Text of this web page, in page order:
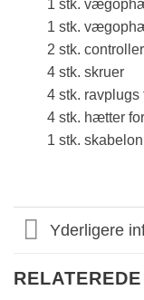
1 stk.
1 stk.
2 stk.
4 stk. skruer
4 stk.
4 stk. hætter
1 stk.
Yderligere